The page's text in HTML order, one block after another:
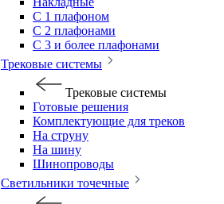
С 1 плафоном
С 2 плафонами
С 3 и более плафонами
Трековые системы
Трековые системы
Готовые решения
Комплектующие для треков
На струну
На шину
Шинопроводы
Светильники точечные